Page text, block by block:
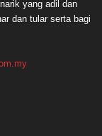
yang adil dan
dan tular serta bagi